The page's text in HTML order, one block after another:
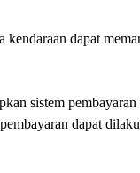
dapat
sistem
dapat